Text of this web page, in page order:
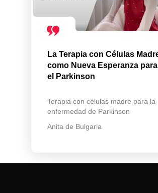
La Terapia con Células
como Nueva Esperanza para
el Parkinson
Terapia con células madre para la
enfermedad de Parkinson
Anita de Bulgaria